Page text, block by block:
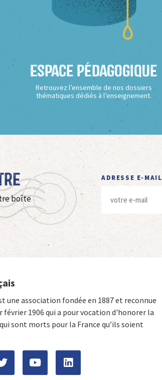
Espace Pédagogique
Retrouvez l’ensemble de nos dossiers
thématiques dédiés à l’enseignement.
boîte
ADRESSE E-MAIL
une association fondée en 1887 et reconnue
février 1906 qui a pour vocation d'honorer la
sont morts pour la France qu’ils soient